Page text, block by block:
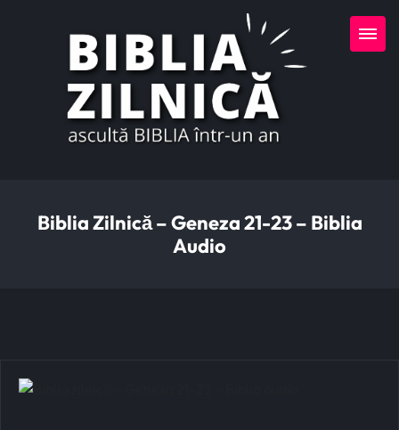
Biblia Zilnică – Geneza 21-23 – Biblia
Audio